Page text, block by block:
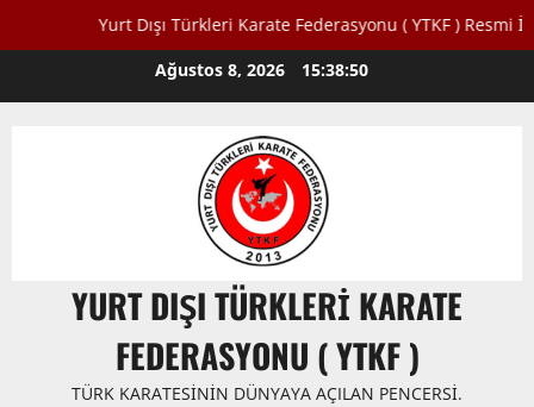
Yurt Dışı Türkleri Karate Federasyonu ( YTKF ) Resmi
Ağustos 8, 2026 15:38:51
YURT DIŞI TÜRKLERI KARATE
FEDERASYONU ( YTKF )
TÜRK KARATESININ DÜNYAYA AÇILAN PENCERSI.